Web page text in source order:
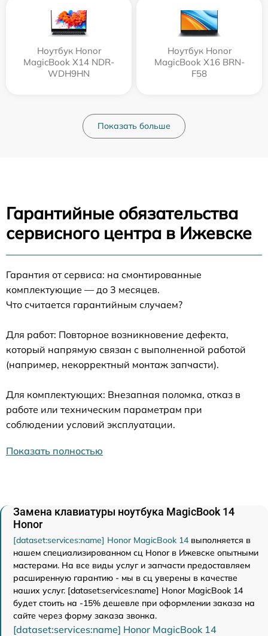
Ноутбук Honor
MagicBook X14 NDR-
WDH9HN
Ноутбук Honor
MagicBook X16 BRN-
F58
Показать больше
Гарантийные обязательства
сервисного центра в Ижевске
Гарантия от сервиса: на смонтированные
комплектующие — до 3 месяцев.
Что считается гарантийным случаем?
Для работ: Повторное возникновение дефекта,
который напрямую связан с выполненной работой
(например, некорректный монтаж запчасти).
Для комплектующих: Внезапная поломка, отказ в
работе или техническим параметрам при
соблюдении условий эксплуатации.
Показать полностью
Замена клавиатуры ноутбука MagicBook 14
Honor
[dataset:services:name] Honor MagicBook 14 выполняется в
нашем специализированном сц Honor в Ижевске опытными
мастерами. На все виды услуг и запчасти предоставляем
расширенную гарантию - мы в сц уверены в качестве
наших услуг. [dataset:services:name] Honor MagicBook 14
будет стоить на -15% дешевле при оформлении заказа на
сайте через форму заказа звонка.
[dataset:services:name] Honor MagicBook 14